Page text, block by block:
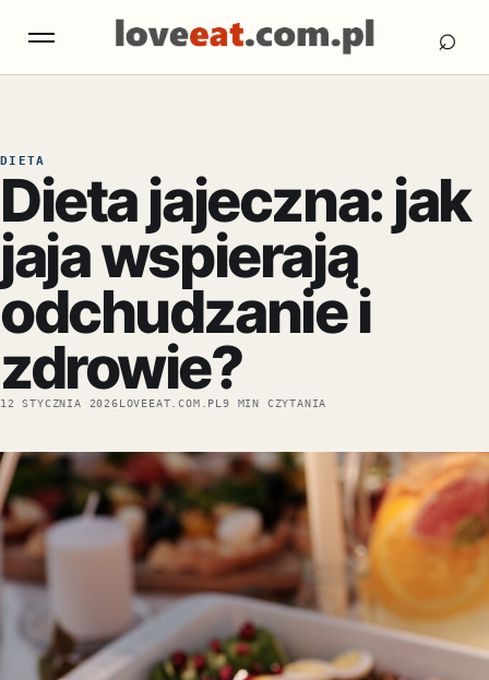
Otwórz menu ⌕
DIETA
Dieta jajeczna: jak
jaja wspierają
odchudzanie i
zdrowie?
12 STYCZNIA 2026LOVEEAT.COM.PL9 MIN CZYTANIA